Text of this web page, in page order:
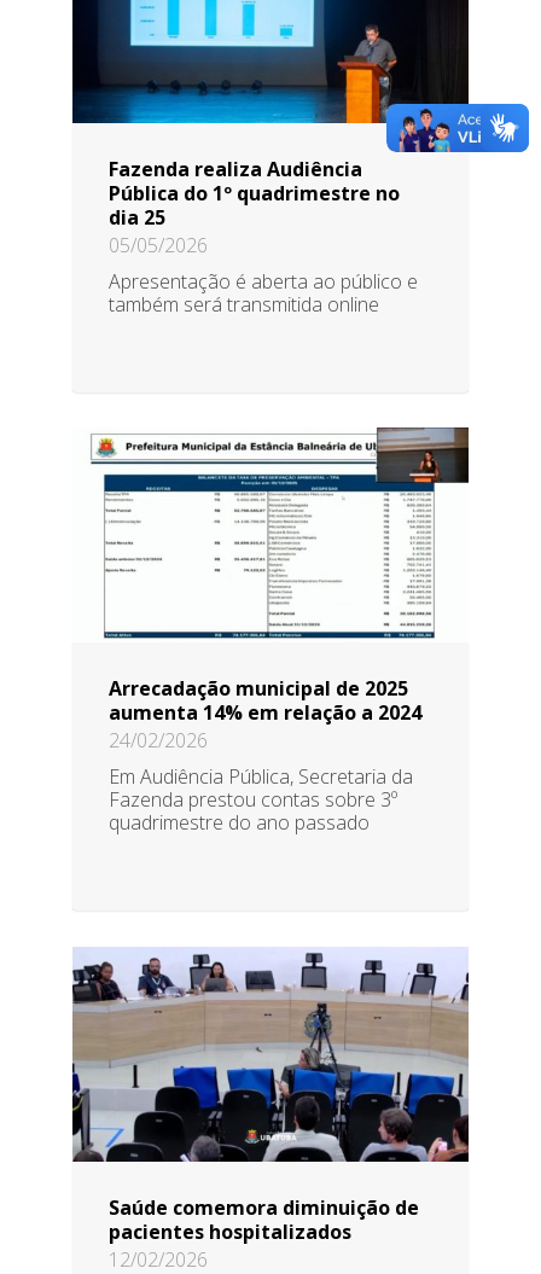
Fazenda realiza Audiência
Pública do 1º quadrimestre no
dia 25
05/05/2026
Apresentação é aberta ao público e
também será transmitida online
Arrecadação municipal de 2025
aumenta 14% em relação a 2024
24/02/2026
Em Audiência Pública, Secretaria da
Fazenda prestou contas sobre 3º
quadrimestre do ano passado
Saúde comemora diminuição de
pacientes hospitalizados
12/02/2026